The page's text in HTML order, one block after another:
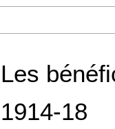
Les
1914-18